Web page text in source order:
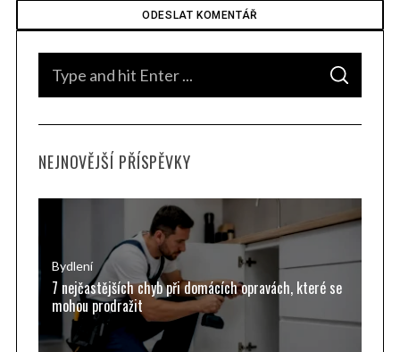
c
S
A
C
NEJNOVĚJŠÍ PŘÍSPĚVKY
Bydlení
7 nejčastějších chyb při domácích opravách, které se
mohou prodražit